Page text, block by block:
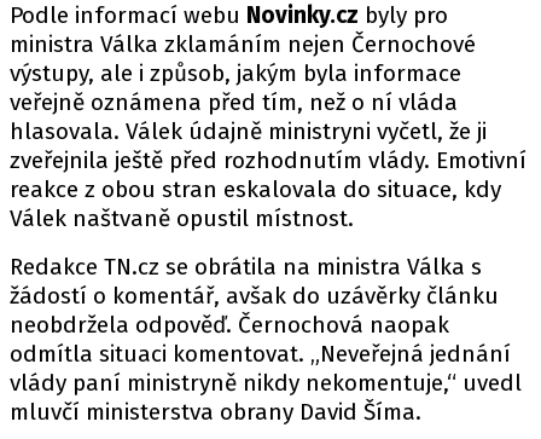
Podle informací webu Novinky.cz byly pro
ministra Válka zklamáním nejen Černochové
výstupy, ale i způsob, jakým byla informace
veřejně oznámena před tím, než o ní vláda
hlasovala. Válek údajně ministryni vyčetl, že ji
zveřejnila ještě před rozhodnutím vlády. Emotivní
reakce z obou stran eskalovala do situace, kdy
Válek naštvaně opustil místnost.
Redakce TN.cz se obrátila na ministra Válka s
žádostí o komentář, avšak do uzávěrky článku
neobdržela odpověď. Černochová naopak
odmítla situaci komentovat. „Neveřejná jednání
vlády paní ministryně nikdy nekomentuje,“ uvedl
mluvčí ministerstva obrany David Šíma.